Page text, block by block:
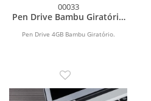
00033
Pen Drive Bambu Giratório
Pen Drive 4GB Bambu Giratório.